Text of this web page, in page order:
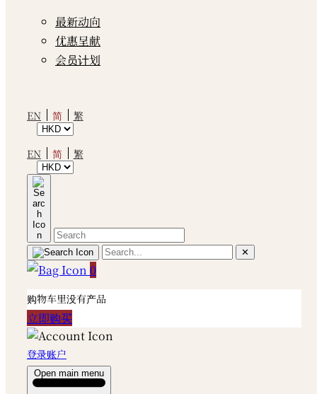
最新动向
优惠呈献
会员计划
EN 简 繁
EN 简 繁
✕
0
购物车里没有产品
立即购买
登录账户
Open main menu